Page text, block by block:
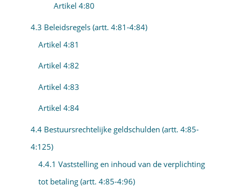
Artikel 4:80
4.3 Beleidsregels (artt. 4:81-4:84)
Artikel 4:81
Artikel 4:82
Artikel 4:83
Artikel 4:84
4.4 Bestuursrechtelijke geldschulden (artt. 4:85-
4:125)
4.4.1 Vaststelling en inhoud van de verplichting
tot betaling (artt. 4:85-4:96)